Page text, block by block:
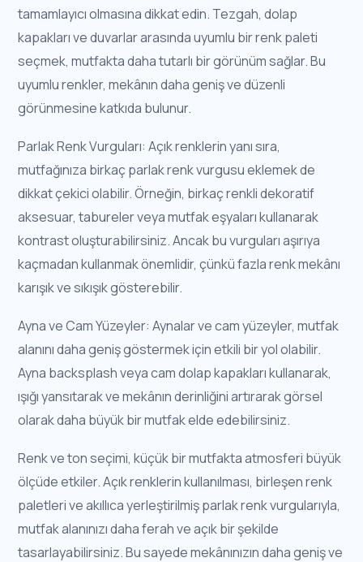
tamamlayıcı olmasına dikkat edin. Tezgah, dolap
kapakları ve duvarlar arasında uyumlu bir renk paleti
seçmek, mutfakta daha tutarlı bir görünüm sağlar. Bu
uyumlu renkler, mekânın daha geniş ve düzenli
görünmesine katkıda bulunur.
Parlak Renk Vurguları: Açık renklerin yanı sıra,
mutfağınıza birkaç parlak renk vurgusu eklemek de
dikkat çekici olabilir. Örneğin, birkaç renkli dekoratif
aksesuar, tabureler veya mutfak eşyaları kullanarak
kontrast oluşturabilirsiniz. Ancak bu vurguları aşırıya
kaçmadan kullanmak önemlidir, çünkü fazla renk mekânı
karışık ve sıkışık gösterebilir.
Ayna ve Cam Yüzeyler: Aynalar ve cam yüzeyler, mutfak
alanını daha geniş göstermek için etkili bir yol olabilir.
Ayna backsplash veya cam dolap kapakları kullanarak,
ışığı yansıtarak ve mekânın derinliğini artırarak görsel
olarak daha büyük bir mutfak elde edebilirsiniz.
Renk ve ton seçimi, küçük bir mutfakta atmosferi büyük
ölçüde etkiler. Açık renklerin kullanılması, birleşen renk
paletleri ve akıllıca yerleştirilmiş parlak renk vurgularıyla,
mutfak alanınızı daha ferah ve açık bir şekilde
tasarlayabilirsiniz. Bu sayede mekânınızın daha geniş ve